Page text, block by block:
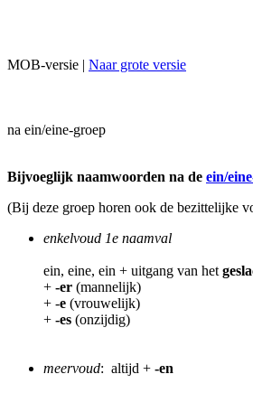
MOB-versie | Naar grote versie
na ein/eine-groep
Bijvoeglijk naamwoorden na de ein/
(Bij deze groep horen ook de bezittelijke
enkelvoud 1e naamval
ein, eine, ein + uitgang van het
+ -er (mannelijk)
+ -e (vrouwelijk)
+ -es (onzijdig)
meervoud: altijd + -en